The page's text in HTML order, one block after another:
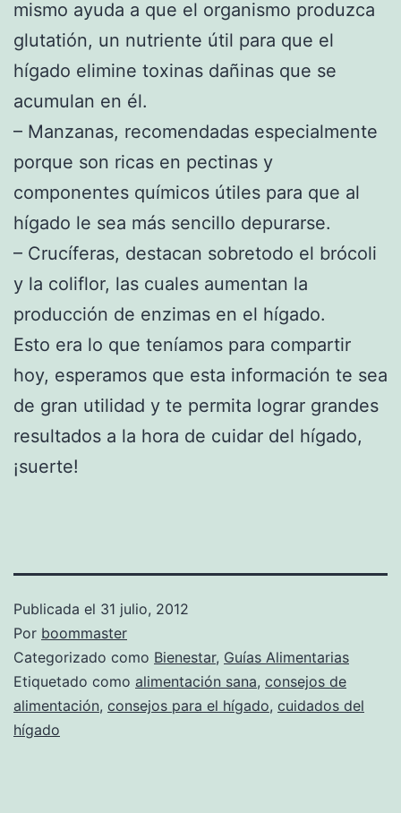
mismo ayuda a que el organismo produzca
glutatión, un nutriente útil para que el
hígado elimine toxinas dañinas que se
acumulan en él.
– Manzanas, recomendadas especialmente
porque son ricas en pectinas y
componentes químicos útiles para que al
hígado le sea más sencillo depurarse.
– Crucíferas, destacan sobretodo el brócoli
y la coliflor, las cuales aumentan la
producción de enzimas en el hígado.
Esto era lo que teníamos para compartir
hoy, esperamos que esta información te sea
de gran utilidad y te permita lograr grandes
resultados a la hora de cuidar del hígado,
¡suerte!
Publicada el 31 julio, 2012
Por boommaster
Categorizado como Bienestar, Guías Alimentarias
Etiquetado como alimentación sana, consejos de
alimentación, consejos para el hígado, cuidados del
hígado